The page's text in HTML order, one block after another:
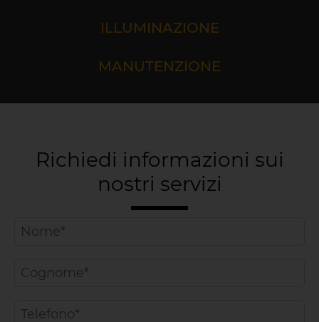
ILLUMINAZIONE
MANUTENZIONE
Richiedi informazioni sui
nostri servizi